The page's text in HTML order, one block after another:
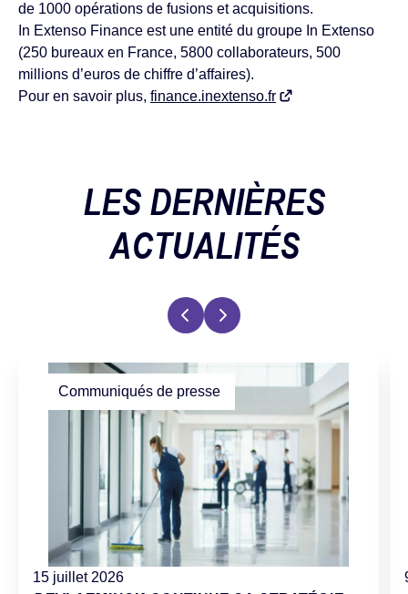
de 1000 opérations de fusions et acquisitions.
In Extenso Finance est une entité du groupe In Extenso
(250 bureaux en France, 5800 collaborateurs, 500
millions d’euros de chiffre d’affaires).
Pour en savoir plus, finance.inextenso.fr
LES DERNIÈRES
ACTUALITÉS
Communiqués de presse
15 juillet 2026